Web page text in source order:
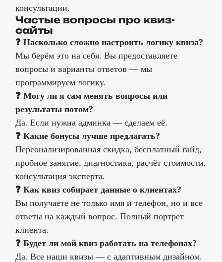
консультации.
Частые вопросы про квиз-
сайты
❓ Насколько сложно настроить логику квиза?
Мы берём это на себя. Вы предоставляете
вопросы и варианты ответов — мы
программируем логику.
❓ Могу ли я сам менять вопросы или
результаты потом?
Да. Если нужна админка — сделаем её.
❓ Какие бонусы лучше предлагать?
Персонализированная скидка, бесплатный гайд,
пробное занятие, диагностика, расчёт стоимости,
консультация эксперта.
❓ Как квиз собирает данные о клиентах?
Вы получаете не только имя и телефон, но и все
ответы на каждый вопрос. Полный портрет
клиента.
❓ Будет ли мой квиз работать на телефонах?
Да. Все наши квизы — с адаптивным дизайном.